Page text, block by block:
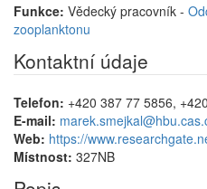
Funkce: Vědecký pracovník -
zooplanktonu
Kontaktní údaje
Telefon: +420 387 77 5856,
E-mail:
Web: https://
Místnost: 327NB